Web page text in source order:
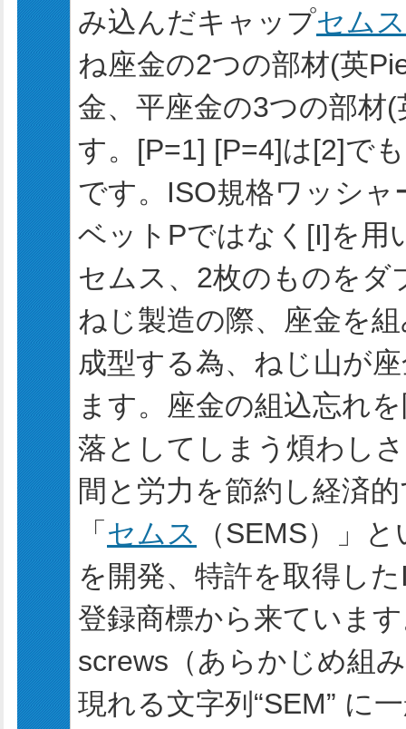
み込んだキャップセムス
ね座金の2つの部材(英
金、平座金の3つの部材
す。[P=1] [P=4]は[2]で
です。ISO規格ワッシ
ベットPではなく[I]を用
セムス、2枚のものを
ねじ製造の際、座金を
成型する為、ねじ山が
ます。座金の組込忘れ
落としてしまう煩わし
間と労力を節約し経済
「 セムス
（SEMS）」
を開発、特許を取得し
登録商標から来ていま
screws（あらかじめ組
現れる文字列“SEM” に